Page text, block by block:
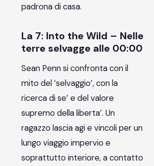
padrona di casa.
La 7: Into the Wild – Nelle
terre selvagge alle 00:00
Sean Penn si confronta con il
mito del ‘selvaggio’, con la
ricerca di se’ e del valore
supremo della liberta’. Un
ragazzo lascia agi e vincoli per un
lungo viaggio impervio e
soprattutto interiore, a contatto